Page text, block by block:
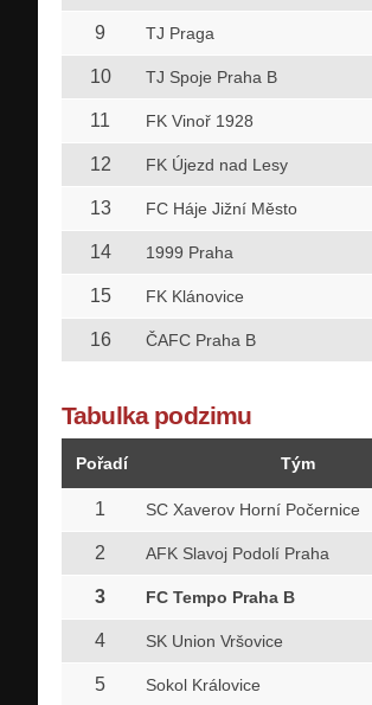
9 TJ Praga
10 TJ Spoje Praha B
11 FK Vinoř 1928
12 FK Újezd nad Lesy
13 FC Háje Jižní Město
14 1999 Praha
15 FK Klánovice
16 ČAFC Praha B
Tabulka podzimu
Pořadí Tým
1 SC Xaverov Horní Počernice
2 AFK Slavoj Podolí Praha
3 FC Tempo Praha B
4 SK Union Vršovice
5 Sokol Královice